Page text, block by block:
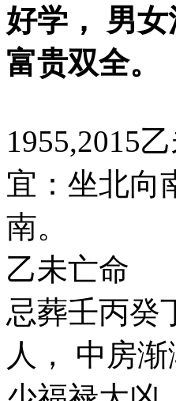
好学， 男
富贵双全。
1955,2015
宜：坐北向
南。
乙未亡命
忌葬壬丙癸
人， 中房